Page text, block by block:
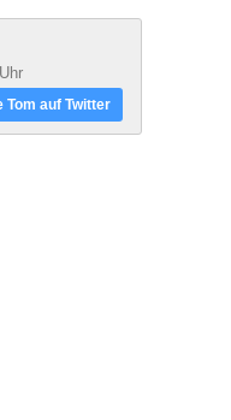
Tom auf Twitter